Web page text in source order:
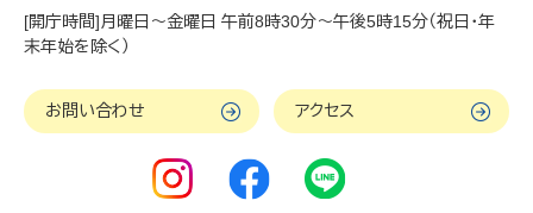
[開庁時間]月曜日～金曜日 午前8時30分～午後5時15分（祝日・年
末年始を除く）
お問い合わせ アクセス